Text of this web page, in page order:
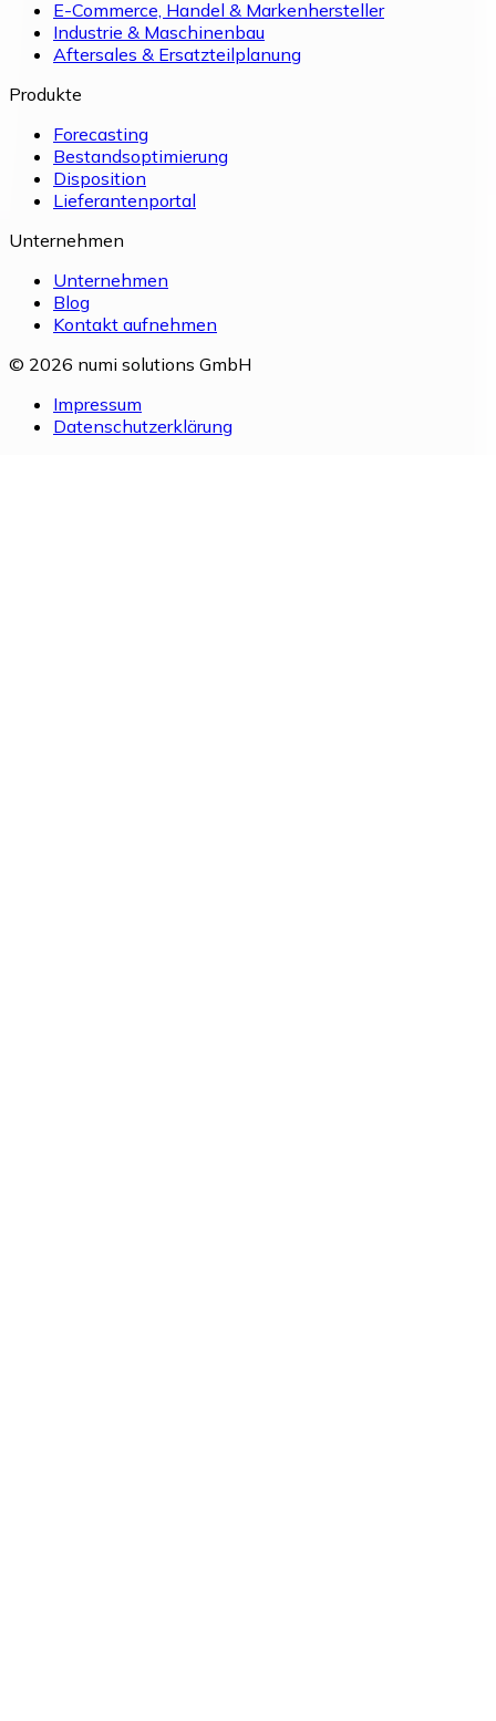
E-Commerce, Handel & Markenhersteller
Industrie & Maschinenbau
Aftersales & Ersatzteilplanung
Produkte
Forecasting
Bestandsoptimierung
Disposition
Lieferantenportal
Unternehmen
Unternehmen
Blog
Kontakt aufnehmen
© 2026 numi solutions GmbH
Impressum
Datenschutzerklärung